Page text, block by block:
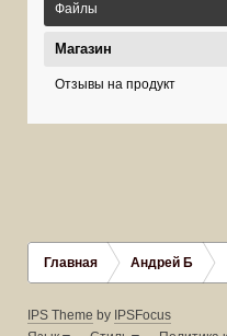
Файлы
Магазин
Отзывы на продукт
Главная Андрей Б
IPS Theme by IPSFocus